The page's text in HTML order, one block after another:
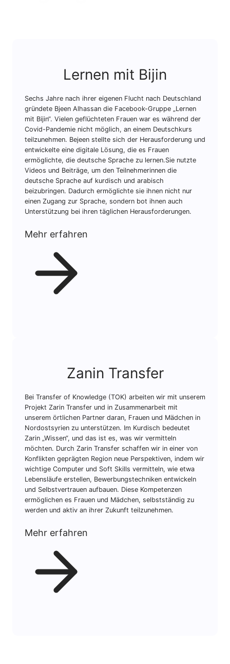
Lernen mit Bijin
Sechs Jahre nach ihrer eigenen Flucht nach Deutschland
gründete Bjeen Alhassan die Facebook-Gruppe „Lernen
mit Bijin“. Vielen geflüchteten Frauen war es während der
Covid-Pandemie nicht möglich, an einem Deutschkurs
teilzunehmen. Bejeen stellte sich der Herausforderung und
entwickelte eine digitale Lösung, die es Frauen
ermöglichte, die deutsche Sprache zu lernen.Sie nutzte
Videos und Beiträge, um den Teilnehmerinnen die
deutsche Sprache auf kurdisch und arabisch
beizubringen. Dadurch ermöglichte sie ihnen nicht nur
einen Zugang zur Sprache, sondern bot ihnen auch
Unterstützung bei ihren täglichen Herausforderungen.
Mehr erfahren
Zanin Transfer
Bei Transfer of Knowledge (TOK) arbeiten wir mit unserem
Projekt Zarin Transfer und in Zusammenarbeit mit
unserem örtlichen Partner daran, Frauen und Mädchen in
Nordostsyrien zu unterstützen. Im Kurdisch bedeutet
Zarin „Wissen“, und das ist es, was wir vermitteln
möchten. Durch Zarin Transfer schaffen wir in einer von
Konflikten geprägten Region neue Perspektiven, indem wir
wichtige Computer und Soft Skills vermitteln, wie etwa
Lebensläufe erstellen, Bewerbungstechniken entwickeln
und Selbstvertrauen aufbauen. Diese Kompetenzen
ermöglichen es Frauen und Mädchen, selbstständig zu
werden und aktiv an ihrer Zukunft teilzunehmen.
Mehr erfahren